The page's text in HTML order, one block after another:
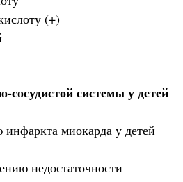
(+)
сосудистой системы у детей
миокарда у детей
недостаточности